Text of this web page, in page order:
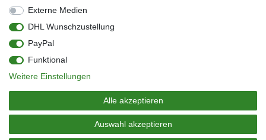
Widerrufs­recht
Kontakt
Barrierefreiheitserklärung
Zahlung & Versand
Vertrag widerrufen
© Copyright 2026 | Alle Rechte vorbehalten.
Externe Medien
DHL Wunschzustellung
PayPal
Funktional
Weitere Einstellungen
Alle akzeptieren
Auswahl akzeptieren